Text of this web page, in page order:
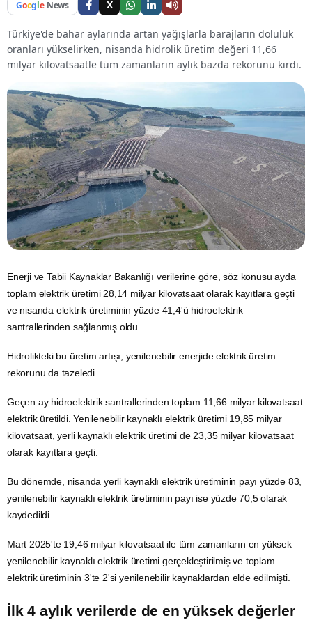
Google News X
Türkiye'de bahar aylarında artan yağışlarla barajların doluluk
oranları yükselirken, nisanda hidrolik üretim değeri 11,66
milyar kilovatsaatle tüm zamanların aylık bazda rekorunu kırdı.
EnerjiveTabii Kaynaklar Bakanlığı verilerine göre, söz konusu ayda
toplam elektrik üretimi 28,14 milyar kilovatsaat olarak kayıtlara geçti
ve nisanda elektrik üretiminin yüzde 41,4'ü hidroelektrik
santrallerinden sağlanmış oldu.
Hidrolikteki bu üretim artışı, yenilenebilir enerjide elektrik üretim
rekorunu da tazeledi.
Geçen ay hidroelektrik santrallerinden toplam 11,66 milyar kilovatsaat
elektrik üretildi. Yenilenebilir kaynaklı elektrik üretimi 19,85 milyar
kilovatsaat, yerli kaynaklı elektrik üretimi de 23,35 milyar kilovatsaat
olarak kayıtlara geçti.
Bu dönemde, nisanda yerli kaynaklı elektrik üretiminin payı yüzde 83,
yenilenebilir kaynaklı elektrik üretiminin payı ise yüzde 70,5 olarak
kaydedildi.
Mart 2025'te 19,46 milyar kilovatsaat ile tüm zamanların en yüksek
yenilenebilir kaynaklı elektrik üretimi gerçekleştirilmiş ve toplam
elektrik üretiminin 3'te 2'si yenilenebilir kaynaklardan elde edilmişti.
İlk 4 aylık verilerde de en yüksek değerler